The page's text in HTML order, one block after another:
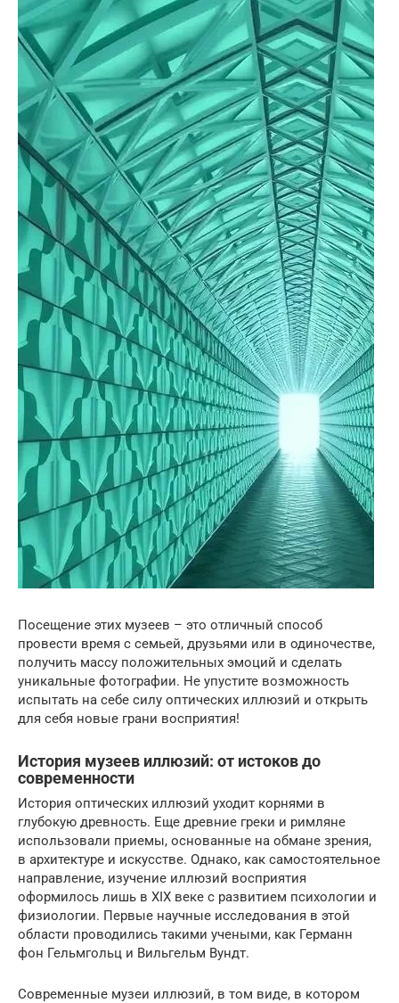
Посещение этих музеев – это отличный способ
провести время с семьей, друзьями или в одиночестве,
получить массу положительных эмоций и сделать
уникальные фотографии. Не упустите возможность
испытать на себе силу оптических иллюзий и открыть
для себя новые грани восприятия!
История музеев иллюзий: от истоков до
современности
История оптических иллюзий уходит корнями в
глубокую древность. Еще древние греки и римляне
использовали приемы, основанные на обмане зрения,
в архитектуре и искусстве. Однако, как самостоятельное
направление, изучение иллюзий восприятия
оформилось лишь в XIX веке с развитием психологии и
физиологии. Первые научные исследования в этой
области проводились такими учеными, как Германн
фон Гельмгольц и Вильгельм Вундт.
Современные музеи иллюзий, в том виде, в котором